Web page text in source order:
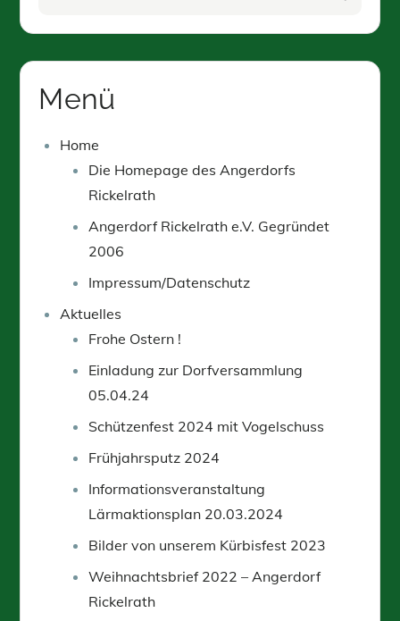
Menü
Home
Die Homepage des Angerdorfs
Rickelrath
Angerdorf Rickelrath e.V. Gegründet
2006
Impressum/Datenschutz
Aktuelles
Frohe Ostern !
Einladung zur Dorfversammlung
05.04.24
Schützenfest 2024 mit Vogelschuss
Frühjahrsputz 2024
Informationsveranstaltung
Lärmaktionsplan 20.03.2024
Bilder von unserem Kürbisfest 2023
Weihnachtsbrief 2022 – Angerdorf
Rickelrath